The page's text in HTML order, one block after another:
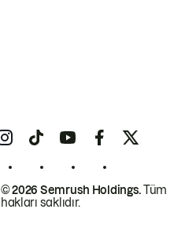
© 2026 Semrush Holdings.Tüm
hakları saklıdır.